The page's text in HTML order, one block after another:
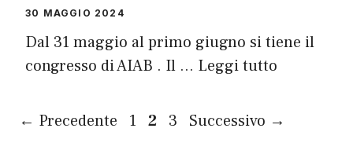
30 MAGGIO 2024
Dal 31 maggio al primo giugno si tiene il
congresso di AIAB . Il … Leggi tutto
← Precedente Pagina
1 Pagina
2 Pagina
3 Successivo →